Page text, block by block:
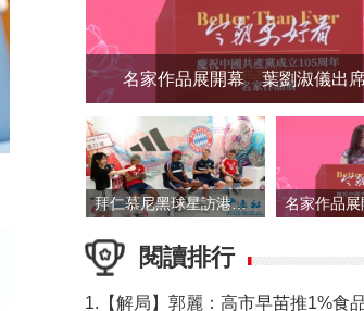
名家作品展開幕 葉劉淑儀出
拜仁慕尼黑球星訪港 與球迷近距離互動
閱讀排行